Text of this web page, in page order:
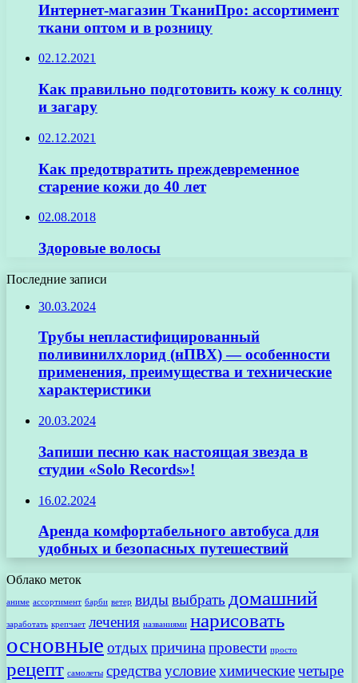
Интернет-магазин ТканиПро: ассортимент
ткани оптом и в розницу
02.12.2021
Как правильно подготовить кожу к солнцу
и загару
02.12.2021
Как предотвратить преждевременное
старение кожи до 40 лет
02.08.2018
Здоровые волосы
Последние записи
30.03.2024
Трубы непластифицированный
поливинилхлорид (нПВХ) — особенности
применения, преимущества и технические
характеристики
20.03.2024
Запиши песню как настоящая звезда в
студии «Solo Records»!
16.02.2024
Аренда комфортабельного автобуса для
удобных и безопасных путешествий
Облако меток
аниме ассортимент барби ветер видывыбрать домашний
заработать крепчает лечения названиями нарисовать
основные отдых причина провести просто
рецепт самолеты средства условиехимическиечетыре